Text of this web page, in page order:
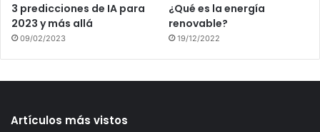
3 predicciones de IA para
2023 y más allá
09/02/2023
¿Qué es la energía
renovable?
19/12/2022
Artículos más vistos